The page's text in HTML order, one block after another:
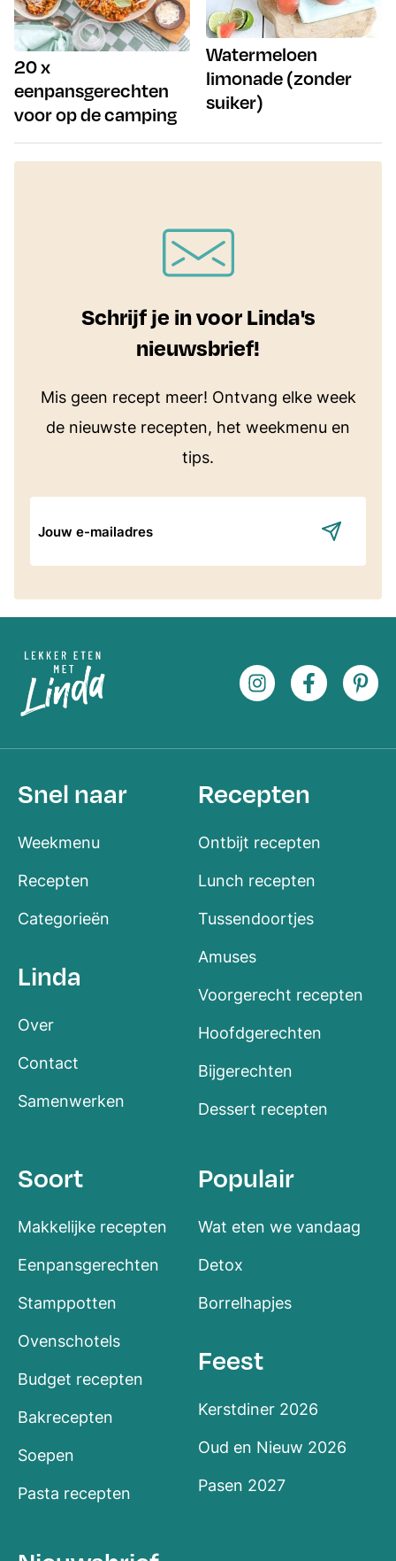
20 x
eenpansgerechten
voor op de camping
Watermeloen
limonade (zonder
suiker)
Schrijf je in voor Linda's
nieuwsbrief!
Mis geen recept meer! Ontvang elke week
de nieuwste recepten, het weekmenu en
tips.
mailadres
Snel naar
Weekmenu
Recepten
Categorieën
Linda
Over
Contact
Samenwerken
Recepten
Ontbijt recepten
Lunch recepten
Tussendoortjes
Amuses
Voorgerecht recepten
Hoofdgerechten
Bijgerechten
Dessert recepten
Soort
Makkelijke recepten
Eenpansgerechten
Stamppotten
Ovenschotels
Budget recepten
Bakrecepten
Soepen
Pasta recepten
Populair
Wat eten we vandaag
Detox
Borrelhapjes
Feest
Kerstdiner 2026
Oud en Nieuw 2026
Pasen 2027